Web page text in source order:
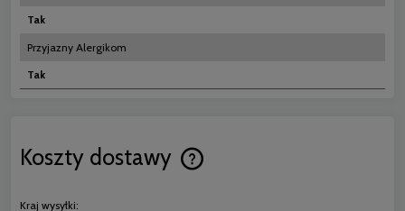
Tak
Przyjazny Alergikom
Tak
Koszty dostawy
Cena nie zawiera ewentualnych
Kraj wysyłki: